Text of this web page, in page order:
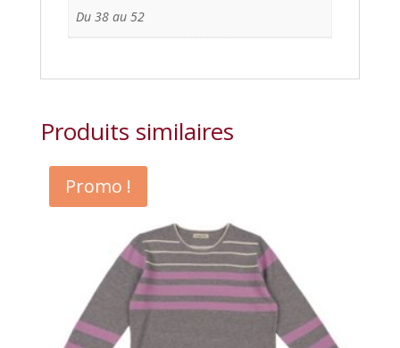
Du 38 au 52
Produits similaires
Promo !